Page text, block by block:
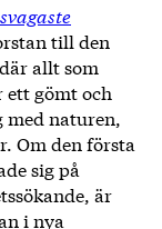
till den
allt som
ett gömt och
med naturen,
Om den första
sig på
är
i nya